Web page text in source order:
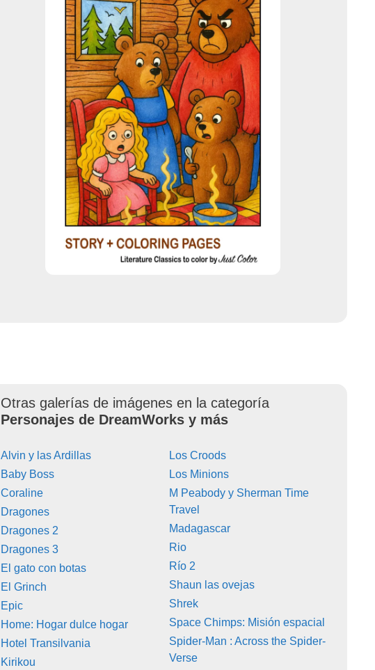
Otras galerías de imágenes en la categoría
Personajes de DreamWorks y más
Alvin y las Ardillas
Baby Boss
Coraline
Dragones
Dragones 2
Dragones 3
El gato con botas
El Grinch
Epic
Home: Hogar dulce hogar
Hotel Transilvania
Kirikou
Los Croods
Los Minions
M Peabody y Sherman Time
Travel
Madagascar
Rio
Río 2
Shaun las ovejas
Shrek
Space Chimps: Misión espacial
Spider-Man : Across the Spider-
Verse